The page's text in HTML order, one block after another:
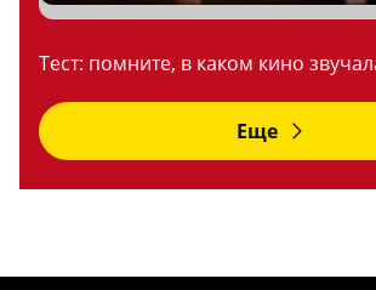
Тест: помните, в каком кино
Еще